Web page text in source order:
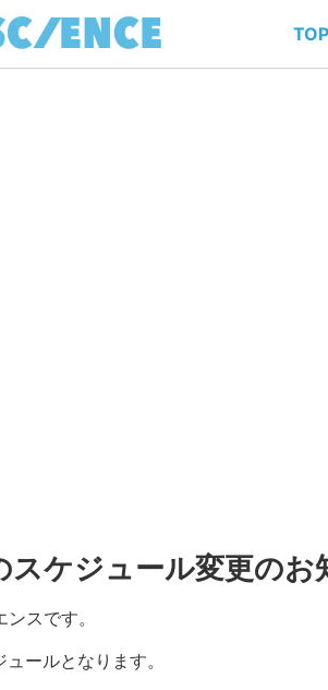
TOP
ケジュール変更のお
スです。
ールとなります。